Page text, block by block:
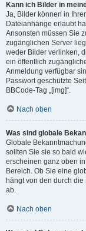
Kann ich Bilder in
Ja, Bilder können in
Dateianhänge erlaubt
Ansonsten müssen Sie
zugänglichen Server
weder Bilder verlinken,
ein öffentlich
Anmeldung verfügbar
Passwort geschützte
BBCode-Tag „[img]“.
Nach oben
Was sind globale
Globale
sollten Sie sie so bald
erscheinen ganz oben
Bereich. Ob Sie eine
hängt von den durch
ab.
Nach oben